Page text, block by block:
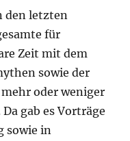
den letzten
für
Zeit mit dem
sowie der
oder weniger
gab es Vorträge
sowie in